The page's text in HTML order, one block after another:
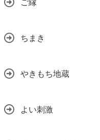
ご縁
ちまき
やきもち地蔵
よい刺激